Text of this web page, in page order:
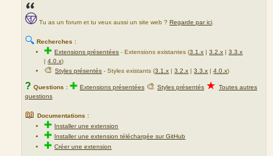
Tu as un forum et tu veux aussi un site web ? Regarde par ici
🔍 Recherches :
✚Extensions présentées -Extensions existantes (3.1.x |3.2.x |3.3.x
|4.0.x)
🎨Styles présentés - Styles existants (3.1.x |3.2.x |3.3.x |4.0.x)
? Questions : ✚ Extensions présentées 🎨 Styles présentés ★ Toutes autres
questions
📖 Documentations :
✚ Installer une extension
✚ Installer une extension téléchargée sur GitHub
✚Créer une extension